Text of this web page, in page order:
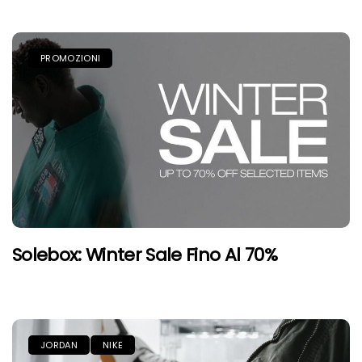
PROMOZIONI
Solebox: Winter Sale Fino Al 70%
JORDAN NIKE